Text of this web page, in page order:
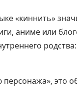
«киннить»
аниме или
персонажа», это